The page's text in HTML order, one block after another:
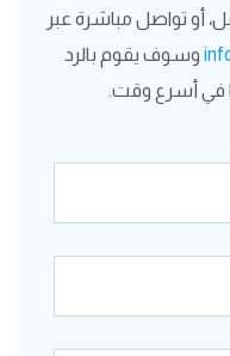
أو تواصل مباشرة عبر
وسوف يقوم بالرد
في أسرع وقت.